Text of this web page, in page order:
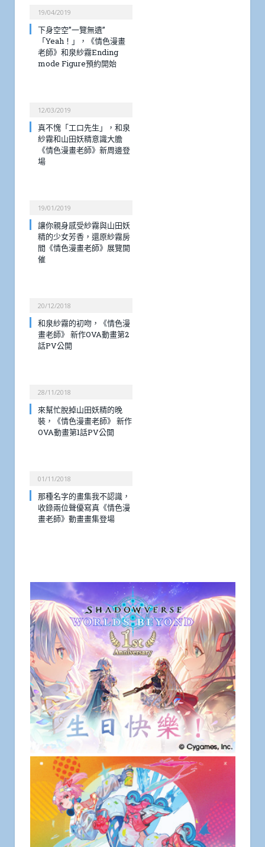
19/04/2019
下身空空”一覽無遺”
「Yeah！」，《情色漫畫
老師》和泉紗霧Ending
mode Figure預約開始
12/03/2019
真不愧「工口先生」，和泉
紗霧和山田妖精意識大膽
《情色漫畫老師》新周邊登
場
19/01/2019
讓你親身感受紗霧與山田妖
精的少女芳香，還原紗霧房
間《情色漫畫老師》展覽開
催
20/12/2018
和泉紗霧的初吻，《情色漫
畫老師》 新作OVA動畫第2
話PV公開
28/11/2018
來幫忙脫掉山田妖精的晚
裝，《情色漫畫老師》 新作
OVA動畫第1話PV公開
01/11/2018
那種名字的畫集我不認識，
收錄兩位聲優寫真《情色漫
畫老師》動畫畫集登場